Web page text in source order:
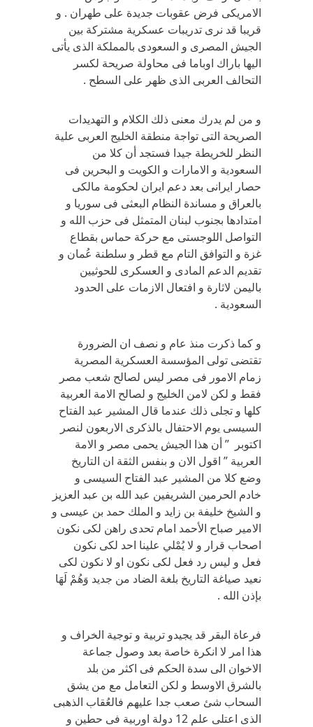
الامريكى فرض عقوبات جديدة على طهران . و
قريبا قد نرى تدريبات عسكرية مشتركة بين
الجيش المصرى و السعودى بالمملكة الذى يأتى
اليها باراك اوباما فى محاولة صريحة لكسر
التحالف العربى الذى ظهر على السطح .
و من لم يدرك معنى ذلك الكلام و التهديدات
الصريحة التى تواجة منطقة الخليج العربى علية
النظر للخريطة جيدا فستجد أن كلا من
السعودية و الامارات و الكويت و البحرين فى
حصار ايرانى بعد دعم ايران لحكومة مالكى
بالعراق و مساندة النظام البعثى فى سوريا و
امتدادها بجنوب لبنان المتمثل فى حزب الله و
التواصل اللوجستى مع حركة حماس بقطاع
غزة و التوافق التام مع قطر و سلطنة عُمان و
تقديم الدعم المادى و العسكرى للحوثيين
باليمن لاثارة و افتعال الازمات على الحدود
السعودية .
و كما ذكرت منذ عام و نصف ان الضرورة
تقتضى تولى المؤسسة العسكرية المصرية
زمام الامور فى مصر ليس لصالح شعب مصر
فقط و لكن لامن الخليج و لصالح الامة العربية
كلها و تجلى ذلك عندما قال المشير عبد الفتاح
السيسى يوم الاحتفال بالذكرى الاربعون لنصر
اكتوبر ” أن هذا الجيش يحمى مصر و الامة
العربية ” اقول الان و بنفس الثقة ان التاريخ
وضع كلا من المشير عبد الفتاح السيسى و
خادم الحرمين الشريفين عبد الله بن عبد العزيز
و الشيخ خليفة بن زايد و الملك حمد بن عيسى و
الامير صباح الأحمد امام تحدى راهن لكى نكون
اصحاب قرار و لا يُمْلي علينا احد لكى نكون
فعل و ليس رد فعل لكى نكون او لا نكون لكى
نعيد صياغة التاريخ بلغة الضاد من جديد وَهُمْ لَهَا
بإذن الله .
فرعاة البقر قد يجيدو تربية و توجية الخراف و
هذا امر لا انكرة خاصة بعد وصول جماعة
الاخوان الى سدة الحكم فى اكثر من بلد
بالشرق الاوسط و لكن التعامل مع من يشق
السحاب شئ صعب جدا عليهم فالعُقاب الذهبى
الذى اعتلى علم 12 دولة اوربية فى حطين و